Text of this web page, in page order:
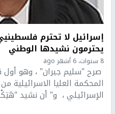
إسرائيل لا تحترم
يحترمون نشيدها الوطني
8 سنوات، 6 أشهر ago
صرح "سليم جبران" ، وهو
المحكمة العليا
الإسرائيلي ، و" أن نشيد